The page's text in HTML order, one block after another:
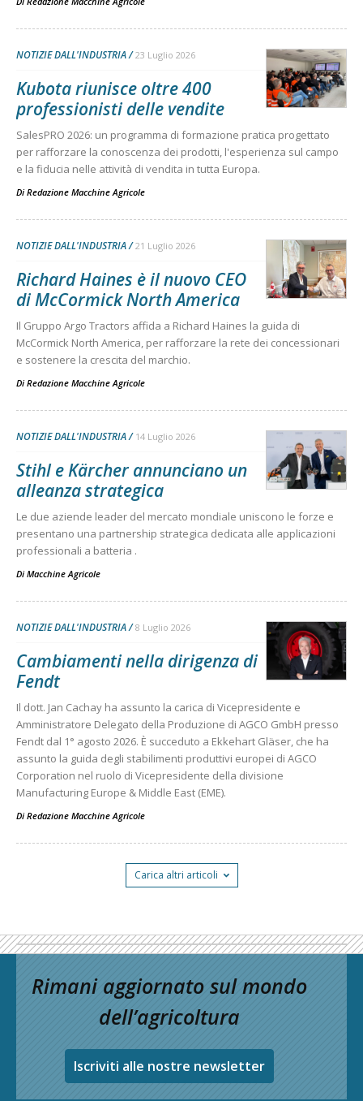
NOTIZIE DALL'INDUSTRIA 23 Luglio 2026
Kubota riunisce oltre 400
professionisti delle vendite
SalesPRO 2026: un programma di formazione pratica progettato
per rafforzare la conoscenza dei prodotti, l'esperienza sul campo
e la fiducia nelle attività di vendita in tutta Europa.
Di Redazione Macchine Agricole
NOTIZIE DALL'INDUSTRIA 21 Luglio 2026
Richard Haines è il nuovo CEO
di McCormick North America
Il Gruppo Argo Tractors affida a Richard Haines la guida di
McCormick North America, per rafforzare la rete dei concessionari
e sostenere la crescita del marchio.
Di Redazione Macchine Agricole
NOTIZIE DALL'INDUSTRIA 14 Luglio 2026
Stihl e Kärcher annunciano un
alleanza strategica
Le due aziende leader del mercato mondiale uniscono le forze e
presentano una partnership strategica dedicata alle applicazioni
professionali a batteria .
Di Macchine Agricole
NOTIZIE DALL'INDUSTRIA 8 Luglio 2026
Cambiamenti nella dirigenza di
Fendt
Il dott. Jan Cachay ha assunto la carica di Vicepresidente e
Amministratore Delegato della Produzione di AGCO GmbH presso
Fendt dal 1° agosto 2026. È succeduto a Ekkehart Gläser, che ha
assunto la guida degli stabilimenti produttivi europei di AGCO
Corporation nel ruolo di Vicepresidente della divisione
Manufacturing Europe & Middle East (EME).
Di Redazione Macchine Agricole
Carica altri articoli
Rimani aggiornato sul mondo
dell’agricoltura
Iscriviti alle nostre newsletter